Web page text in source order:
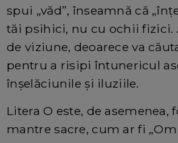
spui „văd”, înseamnă că
tăi psihici, nu cu ochii fizici.
de viziune, deoarece va
pentru a risipi întunericul
înșelăciunile și iluziile.
Litera O este, de asemenea,
mantre sacre, cum ar fi